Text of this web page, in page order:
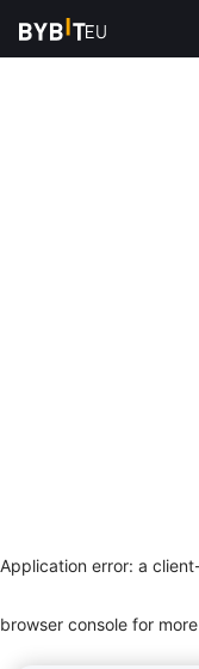
Application error: a
browser console for